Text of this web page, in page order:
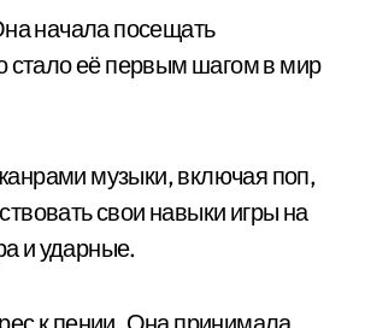
начала посещать
стало её первым шагом в мир
музыки, включая поп,
свои навыки игры на
и ударные.